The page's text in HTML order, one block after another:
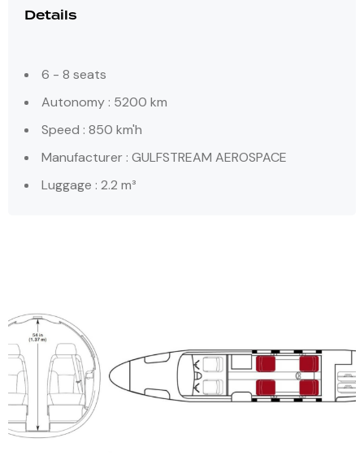
Details
6 - 8 seats
Autonomy : 5200 km
Speed : 850 km'h
Manufacturer : GULFSTREAM AEROSPACE
Luggage : 2.2 m³